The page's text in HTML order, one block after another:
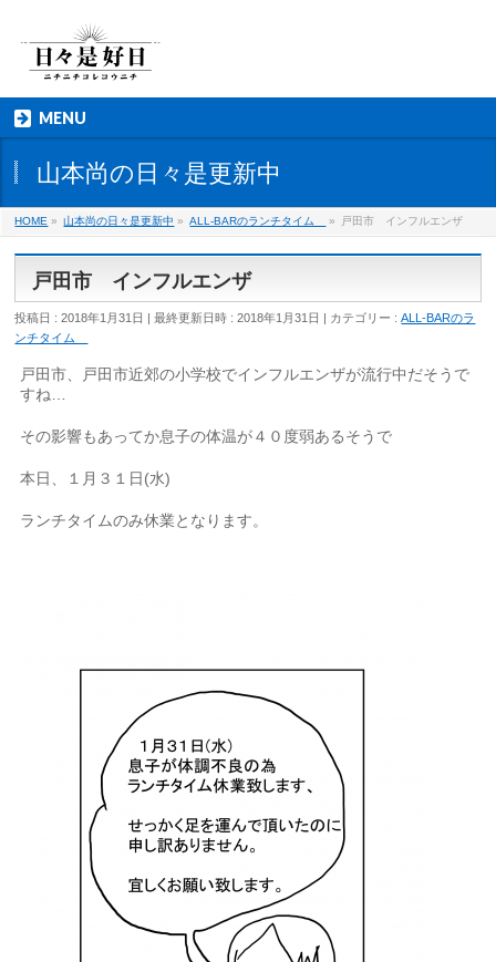
MENU
山本尚の日々是更新中
HOME » 山本尚の日々是更新中 » ALL-BARのランチタイム » 戸田市 インフルエンザ
戸田市 インフルエンザ
投稿日 : 2018年1月31日 最終更新日時 : 2018年1月31日 カテゴリー :ALL-BARのラ
ンチタイム
戸田市、戸田市近郊の小学校でインフルエンザが流行中だそうで
すね…
その影響もあってか息子の体温が４０度弱あるそうで
本日、１月３１日(水)
ランチタイムのみ休業となります。